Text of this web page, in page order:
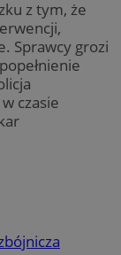
z tym, że
Sprawcy grozi
czasie